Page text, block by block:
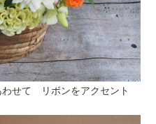
せて リボンをアクセント